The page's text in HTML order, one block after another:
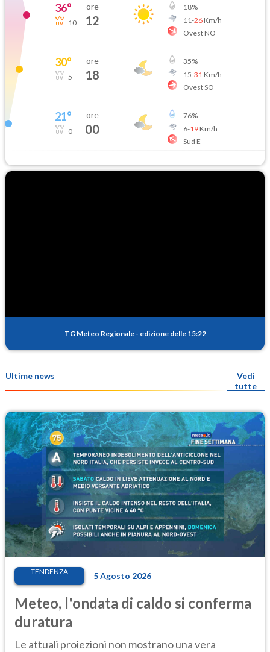
36°
10
ore
12
18%
11-26Km/h
Ovest NO
30°
5
ore
18
35%
15-31 Km/h
Ovest SO
21°
0
ore
00
76%
6-19Km/h
Sud E
TG Meteo Regionale - edizione delle 15:22
Ultime news
Vedi
tutte
TENDENZA 5 Agosto 2026
Meteo, l'ondata di caldo si conferma
duratura
Le attuali proiezioni non mostrano una vera